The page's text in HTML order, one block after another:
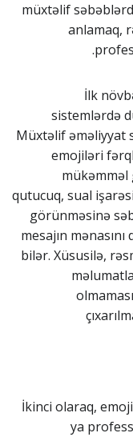
müxtəlif
anlamaq,
İlk
sistemlərdə
Müxtəlif əməliyyat
emojiləri
qutucuq, sual
görünməsinə
mesajın
bilər. Xüsusilə,
İkinci olaraq,
ya